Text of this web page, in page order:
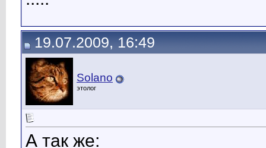
19.07.2009, 16:49
Solano
этолог
А так же: